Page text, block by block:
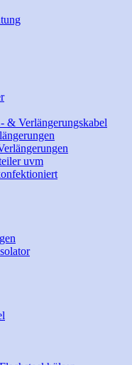
Verlängerungskabel
uvm